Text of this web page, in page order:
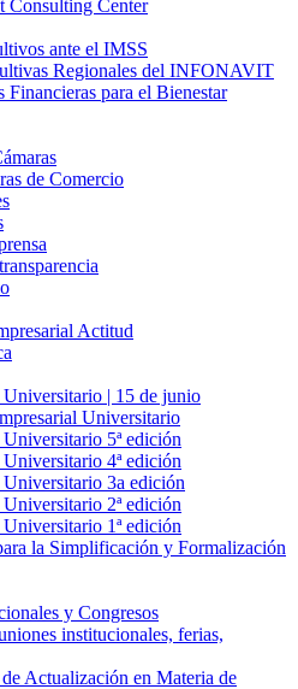
Consulting Center
ante el IMSS
Regionales del INFONAVIT
Financieras para el Bienestar
de Comercio
Actitud
| 15 de junio
Universitario
5ª edición
4ª edición
3a edición
2ª edición
1ª edición
la Simplificación y Formalización
y Congresos
institucionales, ferias,
Actualización en Materia de